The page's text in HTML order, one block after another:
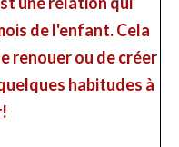
de l'enfant. Cela
renouer ou de créer
habitudes à